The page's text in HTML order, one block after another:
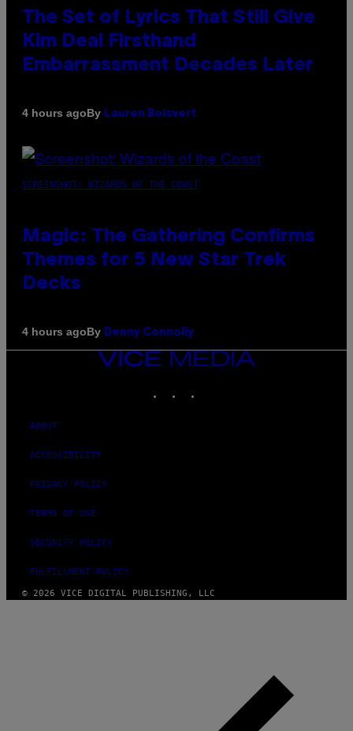
The Set of Lyrics That Still Give
Kim Deal Firsthand
Embarrassment Decades Later
4 hours agoBy Lauren Boisvert
SCREENSHOT: WIZARDS OF THE COAST
Magic: The Gathering Confirms
Themes for 5 New Star Trek
Decks
4 hours agoBy Denny Connolly
VICE
MEDIA
ABOUT
ACCESSIBILITY
PRIVACY POLICY
TERMS OF USE
SECURITY POLICY
FULFILLMENT POLICY
© 2026 VICE DIGITAL PUBLISHING, LLC